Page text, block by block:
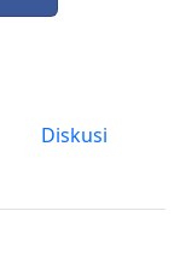
Diskusi